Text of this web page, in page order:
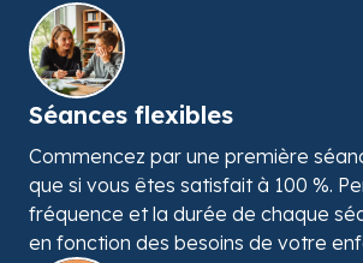
Séances flexibles
Commencez par une première
que si vous êtes satisfait à 100 %.
fréquence et la durée de chaque
en fonction des besoins de votre